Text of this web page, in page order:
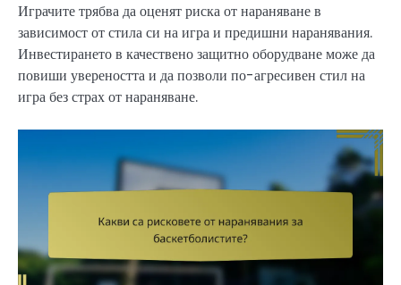
Играчите трябва да оценят риска от нараняване в
зависимост от стила си на игра и предишни наранявания.
Инвестирането в качествено защитно оборудване може да
повиши увереността и да позволи по-агресивен стил на
игра без страх от нараняване.